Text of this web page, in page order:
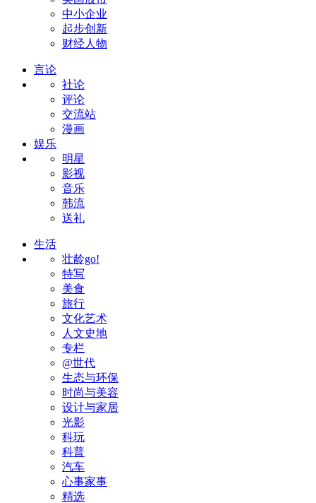
中小企业
起步创新
财经人物
言论
社论
评论
交流站
漫画
娱乐
明星
影视
音乐
韩流
送礼
生活
壮龄go!
特写
美食
旅行
文化艺术
人文史地
专栏
@世代
生态与环保
时尚与美容
设计与家居
光影
科玩
科普
汽车
心事家事
精选